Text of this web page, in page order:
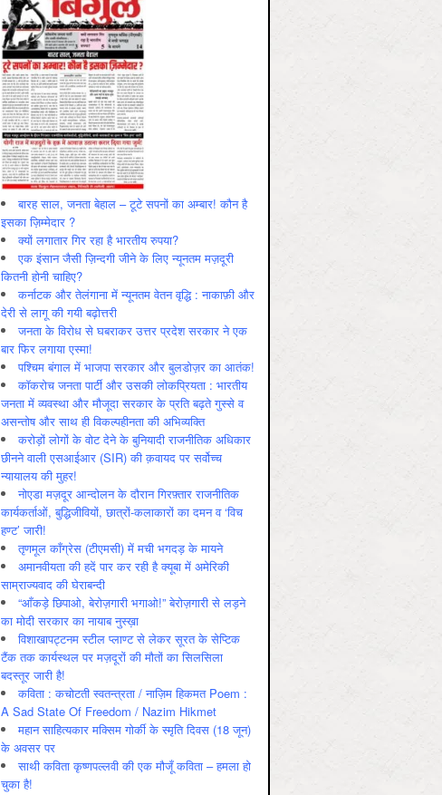
बारह साल, जनता बेहाल – टूटे सपनों का अम्बार! कौन है
इसका ज़िम्मेदार ?
क्यों लगातार गिर रहा है भारतीय रुपया?
एक इंसान जैसी ज़िन्दगी जीने के लिए न्यूनतम मज़दूरी
कितनी होनी चाहिए?
कर्नाटक और तेलंगाना में न्यूनतम वेतन वृद्धि : नाकाफ़ी और
देरी से लागू की गयी बढ़ोत्तरी
जनता के विरोध से घबराकर उत्तर प्रदेश सरकार ने एक
बार फिर लगाया एस्मा!
पश्चिम बंगाल में भाजपा सरकार और बुलडोज़र का आतंक!
कॉकरोच जनता पार्टी और उसकी लोकप्रियता : भारतीय
जनता में व्‍यवस्‍था और मौजूदा सरकार के प्रति बढ़ते गुस्‍से व
असन्‍तोष और साथ ही विकल्‍पहीनता की अभिव्‍यक्ति
करोड़ों लोगों के वोट देने के बुनियादी राजनीतिक अधिकार
छीनने वाली एसआईआर (SIR) की क़वायद पर सर्वोच्च
न्यायालय की मुहर!
नोएडा मज़दूर आन्दोलन के दौरान गिरफ़्तार राजनीतिक
कार्यकर्ताओं, बुद्धिजीवियों, छात्रों-कलाकारों का दमन व ‘विच
हण्ट’ जारी!
तृणमूल काँग्रेस (टीएमसी) में मची भगदड़ के मायने
अमानवीयता की हदें पार कर रही है क्यूबा में अमेरिकी
साम्राज्यवाद की घेराबन्दी
“आँकड़े छिपाओ, बेरोज़गारी भगाओ!” बेरोज़गारी से लड़ने
का मोदी सरकार का नायाब नुस्ख़ा
विशाखापट्टनम स्टील प्लाण्ट से लेकर सूरत के सेप्टिक
टैंक तक कार्यस्थल पर मज़दूरों की मौतों का सिलसिला
बदस्तूर जारी है!
कविता : कचोटती स्वतन्त्रता / नाज़िम हिकमत Poem :
A Sad State Of Freedom / Nazim Hikmet
महान साहित्यकार मक्सिम गोर्की के स्मृति दिवस (18 जून)
के अवसर पर
साथी कविता कृष्णपल्लवी की एक मौजूँ कविता – हमला हो
चुका है!